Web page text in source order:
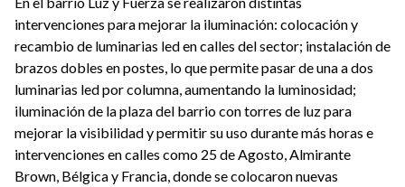
intervenciones para mejorar la iluminación: colocación y
recambio de luminarias led en calles del sector; instalación de
brazos dobles en postes, lo que permite pasar de una a dos
luminarias led por columna, aumentando la luminosidad;
iluminación de la plaza del barrio con torres de luz para
mejorar la visibilidad y permitir su uso durante más horas e
intervenciones en calles como 25 de Agosto, Almirante
Brown, Bélgica y Francia, donde se colocaron nuevas